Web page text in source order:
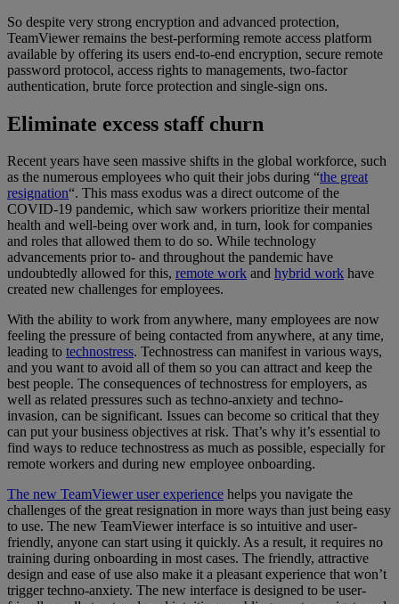
So despite very strong encryption and advanced protection,
TeamViewer remains the best-performing remote access platform
available by offering its users end-to-end encryption, secure remote
password protocol, access rights to managements, two-factor
authentication, brute force protection and single-sign ons.
Eliminate excess staff churn
Recent years have seen massive shifts in the global workforce, such
as the numerous employees who quit their jobs during “the great
resignation“. This mass exodus was a direct outcome of the
COVID-19 pandemic, which saw workers prioritize their mental
health and well-being over work and, in turn, look for companies
and roles that allowed them to do so. While technology
advancements prior to- and throughout the pandemic have
undoubtedly allowed for this, remote work and hybrid work have
created new challenges for employees.
With the ability to work from anywhere, many employees are now
feeling the pressure of being contacted from anywhere, at any time,
leading to technostress. Technostress can manifest in various ways,
and you want to avoid all of them so you can attract and keep the
best people. The consequences of technostress for employers, as
well as related pressures such as techno-anxiety and techno-
invasion, can be significant. Issues can become so critical that they
can put your business objectives at risk. That’s why it’s essential to
find ways to reduce technostress as much as possible, especially for
remote workers and during new employee onboarding.
The new TeamViewer user experience helps you navigate the
challenges of the great resignation in more ways than just being easy
to use. The new TeamViewer interface is so intuitive and user-
friendly, anyone can start using it quickly. As a result, it requires no
training during onboarding in most cases. The friendly, attractive
design and ease of use also make it a pleasant experience that won’t
trigger techno-anxiety. The new interface is designed to be user-